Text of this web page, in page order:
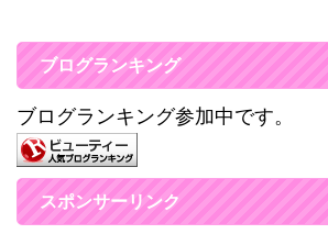
ブログランキング
ブログランキング参加中です。
スポンサーリンク